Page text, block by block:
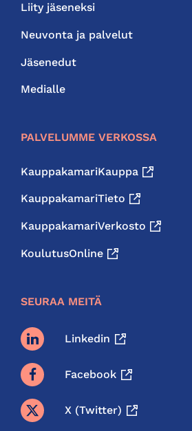
Liity jäseneksi
Neuvonta ja palvelut
Jäsenedut
Medialle
PALVELUMME VERKOSSA
KauppakamariKauppa
KauppakamariTieto
KauppakamariVerkosto
KoulutusOnline
SEURAA MEITÄ
Linkedin
Facebook
X (twitter)